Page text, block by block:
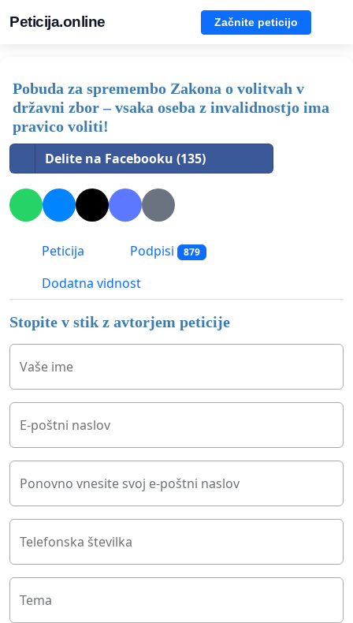
Peticija.online Začnite peticijo
Pobuda za spremembo Zakona o volitvah v
državni zbor – vsaka oseba z invalidnostjo ima
pravico voliti!
Delite na Facebooku (135)
Peticija Podpisi 879
Dodatna vidnost
Stopite v stik z avtorjem peticije
Vaše ime
E-poštni naslov
Ponovno vnesite svoj e-poštni naslov
Telefonska številka
Tema